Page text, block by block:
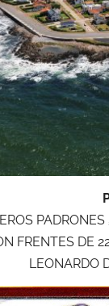
PADRONES
FRENTES DE
LEONARDO